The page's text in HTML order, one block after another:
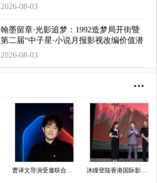
2026-08-03
翰墨留章·光影追梦：1992造梦局开街暨
第二届“中子星·小说月报影视改编价值潜
力榜”发布会在盐城举行
2026-08-03
曹译文导演受邀联合国AI for Good全球峰会 以AI影像传递向善力量